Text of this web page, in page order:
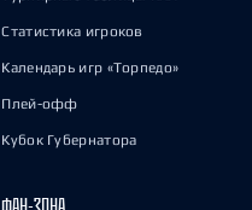
Статистика игроков
Календарь игр «Торпедо»
Плей-офф
Кубок Губернатора